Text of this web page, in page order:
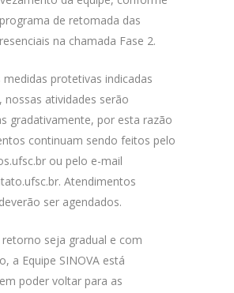
de retomada das
na chamada Fase 2.
medidas protetivas indicadas
nossas atividades serão
gradativamente, por esta razão
continuam sendo feitos pelo
ou pelo e-mail
Atendimentos
ser agendados.
seja gradual e com
a Equipe SINOVA está
poder voltar para as